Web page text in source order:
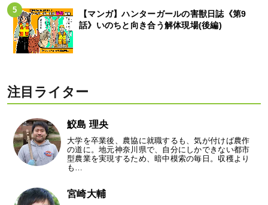
【マンガ】ハンターガールの害獣日誌《第9
話》いのちと向き合う解体現場(後編)
注目ライター
鮫島 理央
大学を卒業後、農協に就職するも、気が付けば農作
の道に。地元神奈川県で、自分にしかできない都市
型農業を実現するため、暗中模索の毎日。収穫より
も…
宮崎大輔